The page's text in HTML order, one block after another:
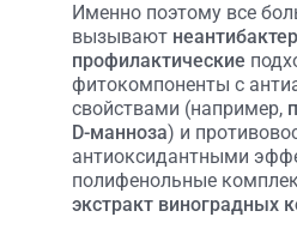
Именно поэтому все
вызывают
профилактические
фитокомпоненты с
свойствами (например,
D-манноза) и
антиоксидантными
полифенольные
экстракт виноградных